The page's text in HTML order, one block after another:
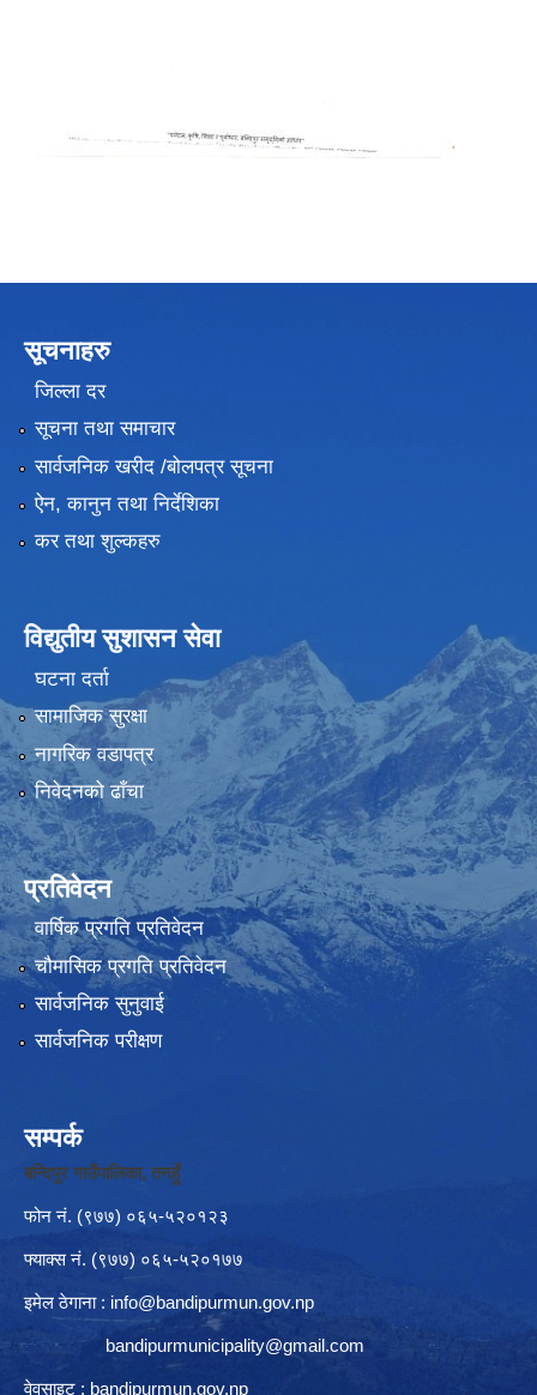
सूचनाहरु
जिल्ला दर
सूचना तथा समाचार
सार्वजनिक खरीद /बोलपत्र सूचना
ऐन, कानुन तथा निर्देशिका
कर तथा शुल्कहरु
विद्युतीय सुशासन सेवा
घटना दर्ता
सामाजिक सुरक्षा
नागरिक वडापत्र
निवेदनको ढाँचा
प्रतिवेदन
वार्षिक प्रगति प्रतिवेदन
चौमासिक प्रगति प्रतिवेदन
सार्वजनिक सुनुवाई
सार्वजनिक परीक्षण
सम्पर्क
बन्दिपुर गाउँपालिका, तनहुँ
फोन नं‍. (९७७) ०६५-५२०१२३
फ्याक्स नं. (९७७) ०६५-५२०१७७
इमेल ठेगाना : info@bandipurmun.gov.np
bandipurmunicipality@gmail.com
वेवसाइट : bandipurmun.gov.np